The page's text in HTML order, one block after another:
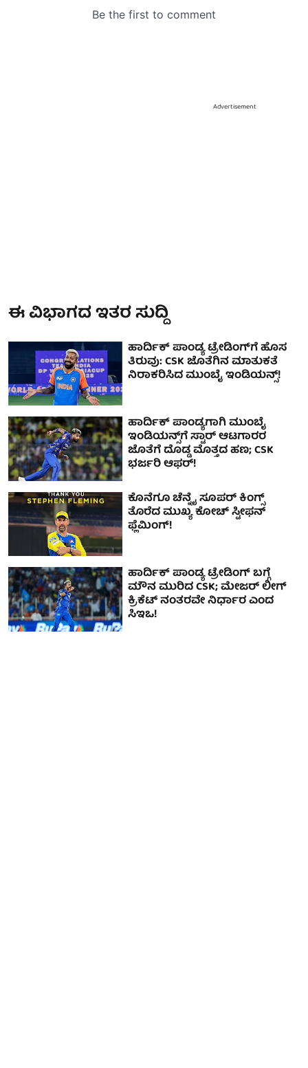
Advertisement
ಈ ವಿಭಾಗದ ಇತರ ಸುದ್ದಿ
ಹಾರ್ದಿಕ್ ಪಾಂಡ್ಯ ಟ್ರೇಡಿಂಗ್‌ಗೆ ಹೊಸ
ತಿರುವು: CSK ಜೊತೆಗಿನ ಮಾತುಕತೆ
ನಿರಾಕರಿಸಿದ ಮುಂಬೈ ಇಂಡಿಯನ್ಸ್!
ಹಾರ್ದಿಕ್ ಪಾಂಡ್ಯ‌ಗಾಗಿ ಮುಂಬೈ
ಇಂಡಿಯನ್ಸ್‌ಗೆ ಸ್ಟಾರ್ ಆಟಗಾರರ
ಜೊತೆಗೆ ದೊಡ್ಡ ಮೊತ್ತದ ಹಣ; CSK
ಭರ್ಜರಿ ಆಫರ್!
ಕೊನೆಗೂ ಚೆನ್ನೈ ಸೂಪರ್ ಕಿಂಗ್ಸ್
ತೊರೆದ ಮುಖ್ಯ ಕೋಚ್ ಸ್ಟೀಫನ್
ಫ್ಲೆಮಿಂಗ್!
ಹಾರ್ದಿಕ್ ಪಾಂಡ್ಯ ಟ್ರೇಡಿಂಗ್ ಬಗ್ಗೆ
ಮೌನ ಮುರಿದ CSK; ಮೇಜರ್ ಲೀಗ್
ಕ್ರಿಕೆಟ್ ನಂತರವೇ ನಿರ್ಧಾರ ಎಂದ
ಸಿಇಒ!